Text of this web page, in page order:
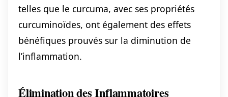
telles que le curcuma, avec ses propriétés
curcuminoïdes, ont également des effets
bénéfiques prouvés sur la diminution de
l’inflammation.
Élimination des Inflammatoires